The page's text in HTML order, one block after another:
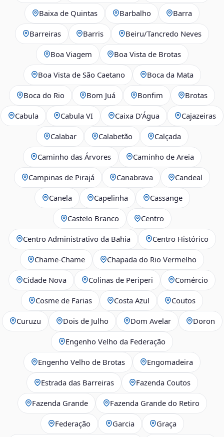
Baixa de Quintas Barbalho Barra
Barreiras Barris Beiru/Tancredo Neves
Boa Viagem Boa Vista de Brotas
Boa Vista de São Caetano Boca da Mata
Boca do Rio Bom Juá Bonfim Brotas
Cabula Cabula VI Caixa D’Água Cajazeiras
Calabar Calabetão Calçada
Caminho das Árvores Caminho de Areia
Campinas de Pirajá Canabrava Candeal
Canela Capelinha Cassange
Castelo Branco Centro
Centro Administrativo da Bahia Centro Histórico
Chame-Chame Chapada do Rio Vermelho
Cidade Nova Colinas de Periperi Comércio
Cosme de Farias Costa Azul Coutos
Curuzu Dois de Julho Dom Avelar Doron
Engenho Velho da Federação
Engenho Velho de Brotas Engomadeira
Estrada das Barreiras Fazenda Coutos
Fazenda Grande Fazenda Grande do Retiro
Federação Garcia Graça